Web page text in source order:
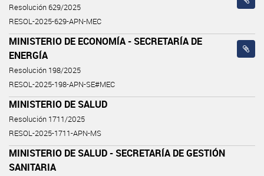
Resolución 629/2025
RESOL-2025-629-APN-MEC
MINISTERIO DE ECONOMÍA - SECRETARÍA DE
ENERGÍA
Resolución 198/2025
RESOL-2025-198-APN-SE#MEC
MINISTERIO DE SALUD
Resolución 1711/2025
RESOL-2025-1711-APN-MS
MINISTERIO DE SALUD - SECRETARÍA DE GESTIÓN
SANITARIA